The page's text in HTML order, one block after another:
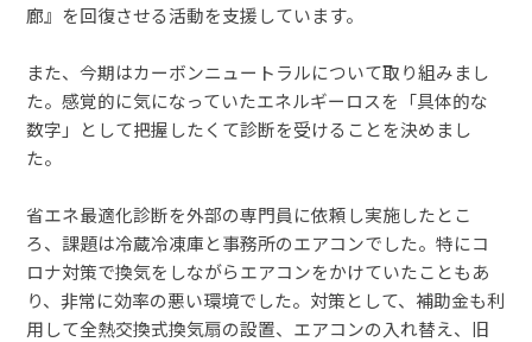
廊』を回復させる活動を支援しています。
また、今期はカーボンニュートラルについて取り組みまし
た。感覚的に気になっていたエネルギーロスを「具体的な
数字」として把握したくて診断を受けることを決めまし
た。
省エネ最適化診断を外部の専門員に依頼し実施したとこ
ろ、課題は冷蔵冷凍庫と事務所のエアコンでした。特にコ
ロナ対策で換気をしながらエアコンをかけていたこともあ
り、非常に効率の悪い環境でした。対策として、補助金も利
用して全熱交換式換気扇の設置、エアコンの入れ替え、旧